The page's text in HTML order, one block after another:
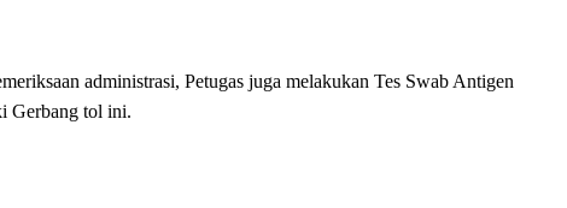
administrasi, Petugas juga melakukan Tes Swab Antigen
Gerbang tol ini.